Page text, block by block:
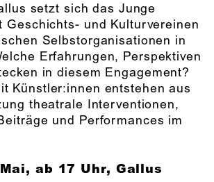
setzt sich das Junge
Geschichts- und Kulturvereinen
Selbstorganisationen in
Erfahrungen, Perspektiven
in diesem Engagement?
Künstler:innen entstehen aus
theatrale Interventionen,
und Performances im
ab 17 Uhr, Gallus